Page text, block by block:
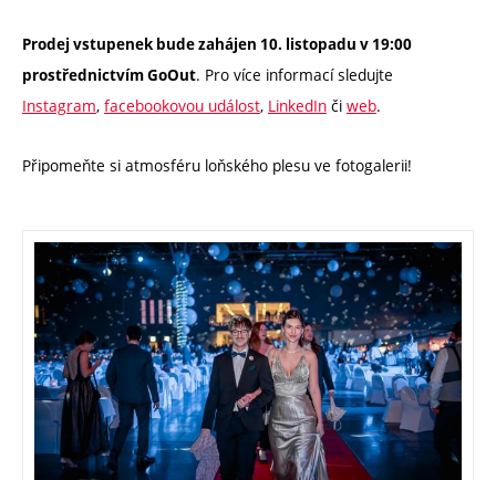
Prodej vstupenek bude zahájen 10. listopadu v 19:00
prostřednictvím GoOut. Pro více informací sledujte
Instagram, facebookovou událost, LinkedIn či web.
Připomeňte si atmosféru loňského plesu ve fotogalerii!